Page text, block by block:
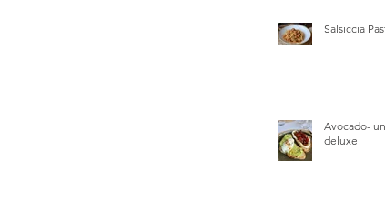
Salsiccia
Avocado-
deluxe